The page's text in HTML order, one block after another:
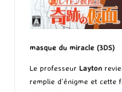
masque du miracle (3DS)
Le professeur Layton
remplie d’énigme et cette